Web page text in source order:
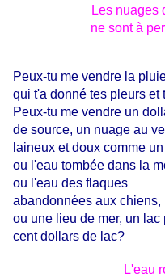
Les nuages
ne sont à
Peux-tu me vendre la
qui t'a donné tes pleurs
Peux-tu me vendre un
de source, un nuage au
laineux et doux comme
ou l'eau tombée dans la
ou l'eau des flaques
abandonnées aux chiens,
ou une lieu de mer, un lac
cent dollars de lac?
L'eau